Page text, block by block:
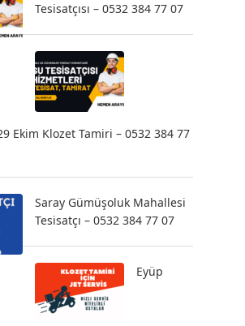
Tesisatçısı – 0532 384 77 07
Ekim Klozet Tamiri – 0532 384 77
Saray Gümüşoluk Mahallesi
Tesisatçı – 0532 384 77 07
Eyüp